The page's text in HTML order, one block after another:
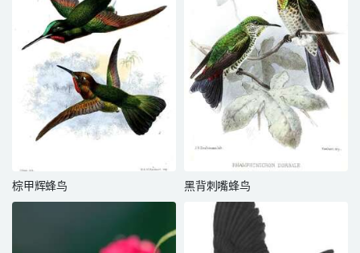
棕甲辉蜂鸟 黑背刺嘴蜂鸟